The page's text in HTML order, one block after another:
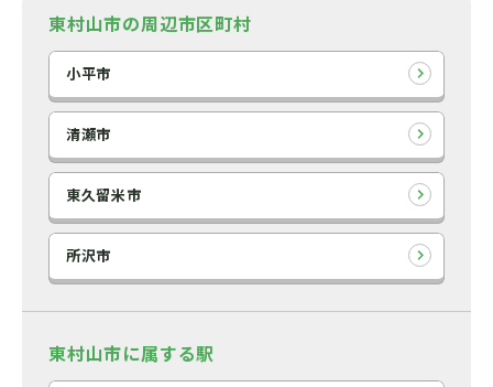
東村山市の周辺市区町村
小平市
清瀬市
東久留米市
所沢市
東村山市に属する駅